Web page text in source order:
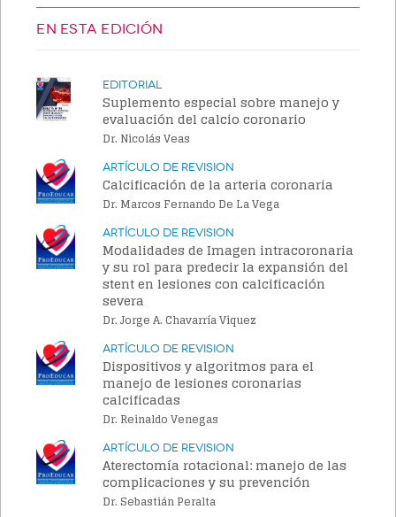
EN ESTA EDICIÓN
Editorial
Suplemento especial sobre manejo y
evaluación del calcio coronario
Dr. Nicolás Veas
Artículo de Revision
Calcificación de la arteria coronaria
Dr. Marcos Fernando De La Vega
Artículo de Revision
Modalidades de Imagen intracoronaria
y su rol para predecir la expansión del
stent en lesiones con calcificación
severa
Dr. Jorge A. Chavarría Viquez
Artículo de Revision
Dispositivos y algoritmos para el
manejo de lesiones coronarias
calcificadas
Dr. Reinaldo Venegas
Artículo de Revision
Aterectomía rotacional: manejo de las
complicaciones y su prevención
Dr. Sebastián Peralta